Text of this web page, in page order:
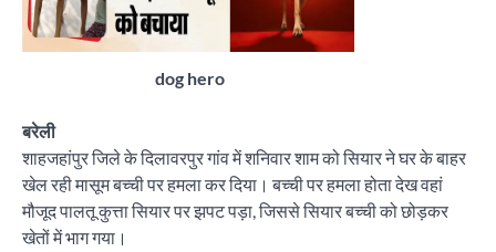
dog hero
बरेली
शाहजहांपुर जिले के दिलावरपुर गांव में शनिवार शाम को सियार ने घर के बाहर
खेल रही मासूम बच्ची पर हमला कर दिया। बच्ची पर हमला होता देख वहां
मौजूद पालतू कुत्ता सियार पर झपट पड़ा, जिससे सियार बच्ची को छोड़कर
खेतों में भाग गया।